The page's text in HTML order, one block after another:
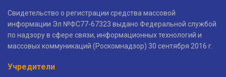
Свидетельство о регистрации средства массовой
информации Эл №ФС77-67323 выдано Федеральной службой
по надзору в сфере связи, информационных технологий и
массовых коммуникаций (Роскомнадзор) 30 сентября 2016 г.
Учредители